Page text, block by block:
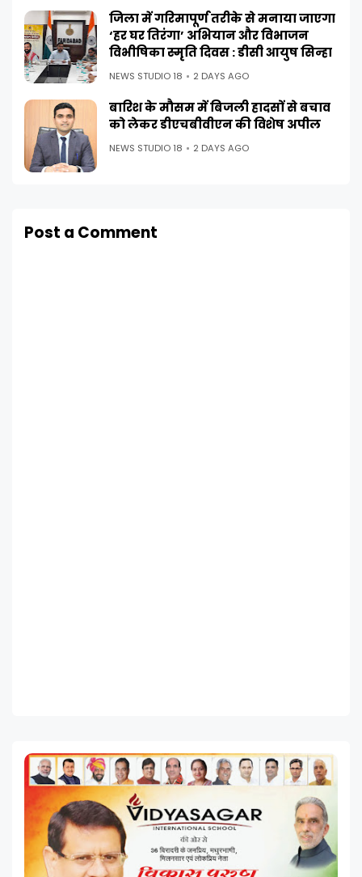
जिला में गरिमापूर्ण तरीके से मनाया जाएगा
‘हर घर तिरंगा’ अभियान और विभाजन
विभीषिका स्मृति दिवस : डीसी आयुष सिन्हा
NEWS STUDIO 18 2 DAYS AGO
बारिश के मौसम में बिजली हादसों से बचाव
को लेकर डीएचबीवीएन की विशेष अपील
NEWS STUDIO 18 2 DAYS AGO
Post a Comment